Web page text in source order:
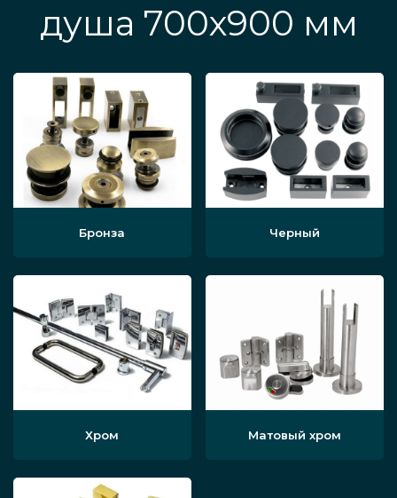
душа 700х900 мм
Бронза Черный
Хром Матовый хром